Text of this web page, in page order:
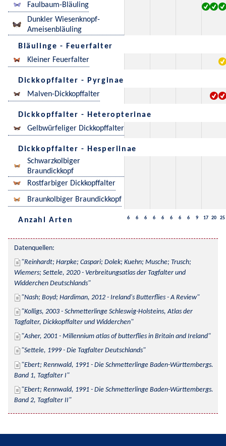
Faulbaum-Bläuling
Dunkler Wiesenknopf-
Ameisenbläuling
Bläulinge - Feuerfalter
Kleiner Feuerfalter
Dickkopffalter - Pyrginae
Malven-Dickkopffalter
Dickkopffalter - Heteropterinae
Gelbwürfeliger Dickkopffalter
Dickkopffalter - Hesperiinae
Schwarzkolbiger
Braundickkopf
Rostfarbiger Dickkopffalter
Braunkolbiger Braundickkopf
Anzahl Arten 6 6 6 6 6 6 6 6 9 17 20 25
Datenquellen:
Reinhardt; Harpke; Caspari; Dolek; Kuehn; Musche; Trusch;
Wiemers; Settele, 2020 - Verbreitungsatlas der Tagfalter und
Widderchen Deutschlands
Nash; Boyd; Hardiman, 2012 - Ireland's Butterflies - A Review
Kolligs, 2003 - Schmetterlinge Schleswig-Holsteins, Atlas der
Tagfalter, Dickkopffalter und Widderchen
Asher, 2001 - Millennium atlas of butterflies in Britain and Ireland
Settele, 1999 - Die Tagfalter Deutschlands
Ebert; Rennwald, 1991 - Die Schmetterlinge Baden-Württembergs.
Band 1, Tagfalter I
Ebert; Rennwald, 1991 - Die Schmetterlinge Baden-Württembergs.
Band 2, Tagfalter II